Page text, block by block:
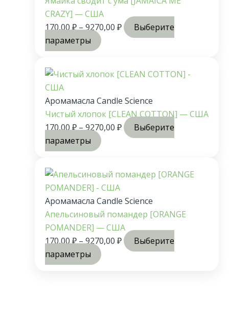
CRAZY] — США
170,00₽–9270,00 ₽
Выберите
параметры
Аромамасла Candle Science
Чистый хлопок [CLEAN COTTON] — США
170,00₽–9270,00 ₽
Выберите
параметры
Аромамасла Candle Science
Апельсиновый помандер [ORANGE
POMANDER] — США
170,00₽–9270,00 ₽
Выберите
параметры